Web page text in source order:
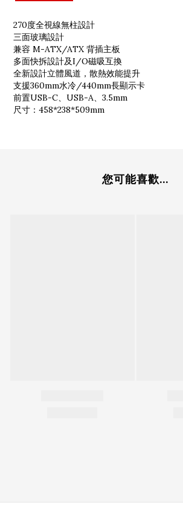
270度全視線無柱設計
三面玻璃設計
兼容 M-ATX/ATX 背插主板
多面快拆設計及I/O磁吸互換
全新設計立體風道，散熱效能提升
支援360mm水冷/440mm長顯示卡
前置USB-C、USB-A、3.5mm
尺寸：458*238*509mm
您可能喜歡...